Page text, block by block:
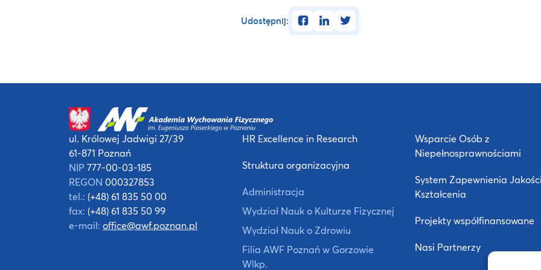
Udostępnij: facebooklinkedintwitter
ul. Królowej Jadwigi 27/39
61-871 Poznań
NIP 777-00-03-185
REGON 000327853
tel.: (+48) 61 835 50 00
fax: (+48) 61 835 50 99
e-mail: office@awf.poznan.pl
HR Excellence in Research
Struktura organizacyjna
Administracja
Wydział Nauk o Kulturze Fizycznej
Wydział Nauk o Zdrowiu
Filia AWF Poznań w Gorzowie
Wlkp.
Wsparcie Osób z
Niepełnosprawnościami
System Zapewnienia Jakości
Kształcenia
Projekty współfinansowane
Nasi Partnerzy